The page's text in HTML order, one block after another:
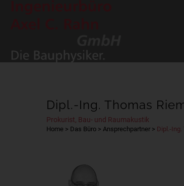
Dipl.-Ing. Thomas
Prokurist, Bau- und Raumakustik
Home > Das Büro > Ansprechpartner > Dipl.-